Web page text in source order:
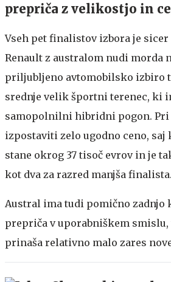
prepriča z velikostjo in
Vseh pet finalistov izbora je
Renault z australom nudi morda
priljubljeno avtomobilsko izbiro
srednje velik športni terenec, ki
samopolnilni hibridni pogon. Pri
izpostaviti zelo ugodno ceno,
stane okrog 37 tisoč evrov in je
kot dva za razred manjša finalista.
Austral ima tudi pomično zadnjo
prepriča v uporabniškem smislu,
prinaša relativno malo zares